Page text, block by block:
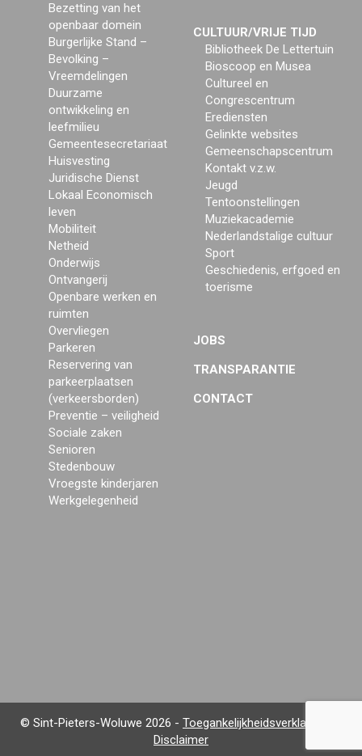
Bezetting van het
openbaar domein
Burgerlijke Stand –
Bevolking –
Vreemdelingen
Duurzame
ontwikkeling en
leefmilieu
Gemeentesecretariaat
Huisvesting
Juridische Dienst
Lokaal Economisch
leven
Mobiliteit
Netheid
Onderwijs
Ontvangerij
Openbare werken en
ruimten
Overvliegen
Parkeren
Reservering van
parkeerplaatsen
(verkeersborden)
Preventie – veiligheid
Sociale zaken
Senioren
Stedenbouw
Vroegste kinderjaren
Werkgelegenheid
CULTUUR/VRIJE TIJD
Bibliotheek De Lettertuin
Bioscoop en Musea
Cultureel en
Congrescentrum
Erediensten
Gelinkte websites
Gemeenschapscentrum
Kontakt v.z.w.
Jeugd
Tentoonstellingen
Muziekacademie
Nederlandstalige cultuur
Sport
Geschiedenis, erfgoed en
toerisme
JOBS
TRANSPARANTIE
CONTACT
© Sint-Pieters-Woluwe 2026 - Toegankelijkheidsverklaring en
Disclaimer